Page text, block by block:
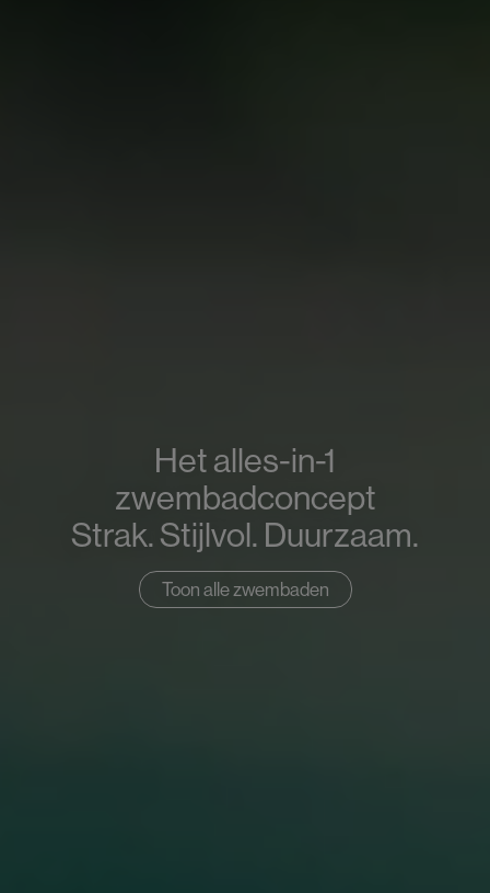
Het alles-in-1
zwembadconcept
Strak. Stijlvol. Duurzaam.
Toon alle zwembaden